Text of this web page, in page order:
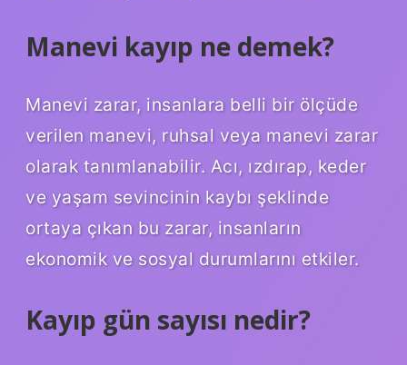
Manevi kayıp ne demek?
Manevi zarar, insanlara belli bir ölçüde
verilen manevi, ruhsal veya manevi zarar
olarak tanımlanabilir. Acı, ızdırap, keder
ve yaşam sevincinin kaybı şeklinde
ortaya çıkan bu zarar, insanların
ekonomik ve sosyal durumlarını etkiler.
Kayıp gün sayısı nedir?